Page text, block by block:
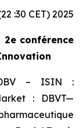
:30 CET) 2025
conférence
– ISIN :
: DBVT—